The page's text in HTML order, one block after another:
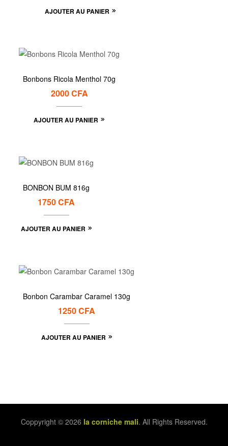
AJOUTER AU PANIER
Bonbons Ricola Menthol 70g
2000CFA
AJOUTER AU PANIER
BONBON BUM 816g
1750CFA
AJOUTER AU PANIER
Bonbon Carambar Caramel 130g
1250CFA
AJOUTER AU PANIER
Coppyright © 2026 la corniche mali. All Rights Reserved.